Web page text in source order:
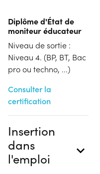
Diplôme d'État de
moniteur éducateur
Niveau de sortie :
Niveau 4. (BP, BT, Bac
pro ou techno, ...)
Consulter la
certification
Insertion
dans
l'emploi